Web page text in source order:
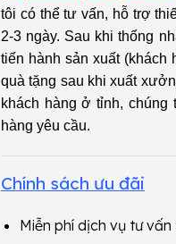
tôi có thể tư vấn, hỗ trợ
2-3 ngày. Sau khi thống
tiến hành sản xuất (khách
quà tặng sau khi xuất
khách hàng ở tỉnh, chúng
hàng yêu cầu.
Chính sách ưu đãi
Miễn phí dịch vụ tư